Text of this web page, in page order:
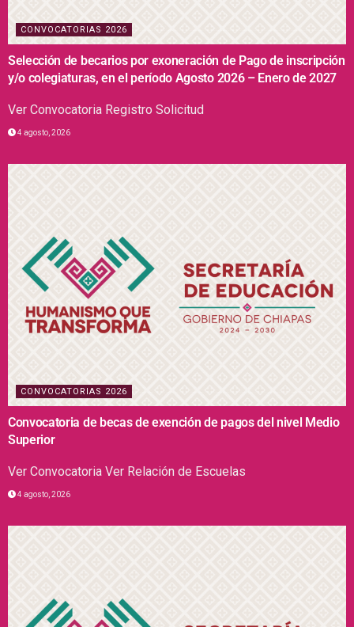
CONVOCATORIAS 2026
Selección de becarios por exoneración de Pago de inscripción
y/o colegiaturas, en el período Agosto 2026 – Enero de 2027
Ver Convocatoria Registro Solicitud
4 agosto, 2026
CONVOCATORIAS 2026
Convocatoria de becas de exención de pagos del nivel Medio
Superior
Ver Convocatoria Ver Relación de Escuelas
4 agosto, 2026